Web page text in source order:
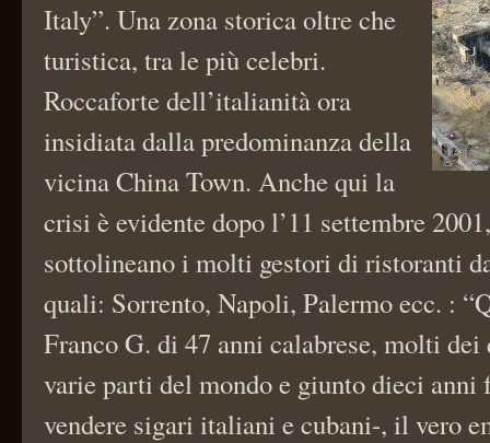
Italy”. Una zona storica oltre che
turistica, tra le più celebri.
Roccaforte dell’italianità ora
insidiata dalla predominanza della
vicina China Town. Anche qui la
crisi è evidente dopo l’11 settembre
sottolineano i molti gestori di ristoranti
quali: Sorrento, Napoli, Palermo ecc. :
Franco G. di 47 anni calabrese, molti
varie parti del mondo e giunto dieci anni
vendere sigari italiani e cubani-, il vero